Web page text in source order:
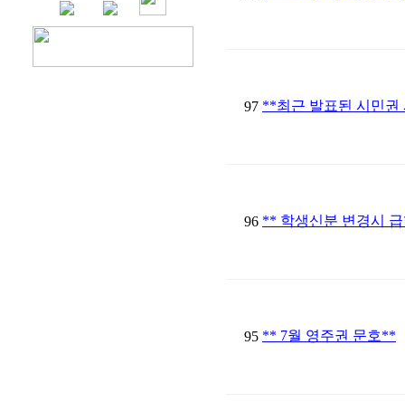
97 **최근 발표된 시민
96 ** 학생신분 변경시
95 ** 7월 영주권 문호**